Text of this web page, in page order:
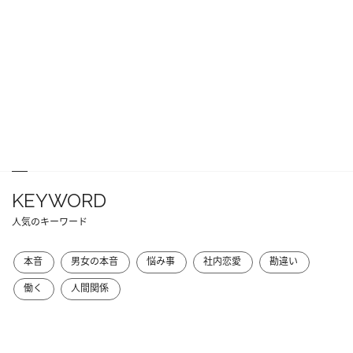
KEYWORD
人気のキーワード
本音 男女の本音 悩み事 社内恋愛
勘違い
働く
人間関係